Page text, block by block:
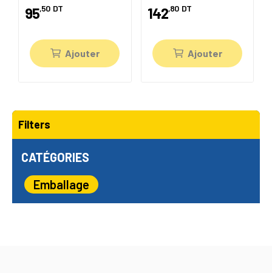
Filters
CATÉGORIES
Emballage
95,50 DT
Ajouter
142,80 DT
Ajouter